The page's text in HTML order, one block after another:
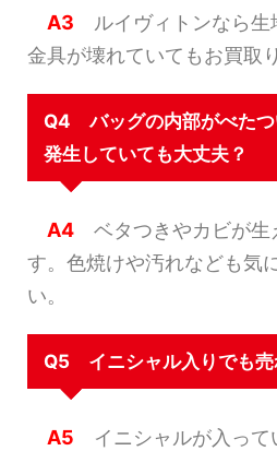
A3 ルイヴィトンなら生
金具が壊れていてもお買取
Q4 バッグの内部がべたつ
発生していても大丈夫？
A4 ベタつきやカビが生
す。色焼けや汚れなども気
い。
Q5 イニシャル入りでも売
A5 イニシャルが入って